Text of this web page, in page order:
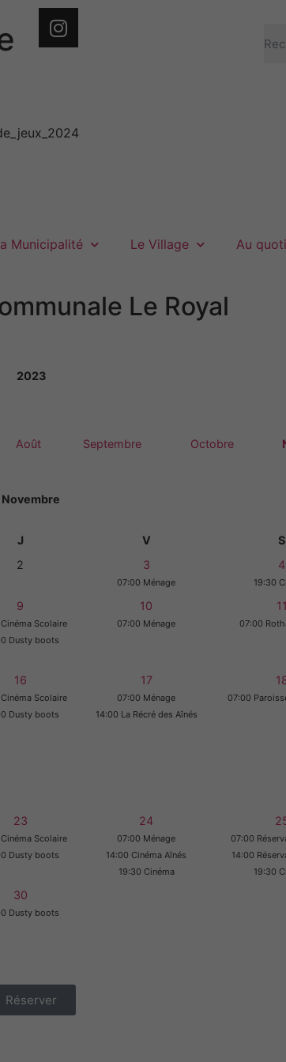
Municipalité Le Village Au
Le Royal
2023
Août Septembre Octobre
Novembre
J V S
2 3
07:00 Ménage
4
19:30
9
Scolaire
Dusty boots
10
07:00 Ménage
11
07:00
16
Scolaire
Dusty boots
17
07:00 Ménage
14:00 La Récré des Aînés
07:00
23
Scolaire
Dusty boots
24
07:00 Ménage
14:00 Cinéma Aînés
19:30 Cinéma
07:00
14:00
19:30
30
Dusty boots
Réserver